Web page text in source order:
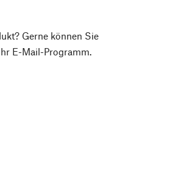
Gerne können Sie
E-Mail-Programm.